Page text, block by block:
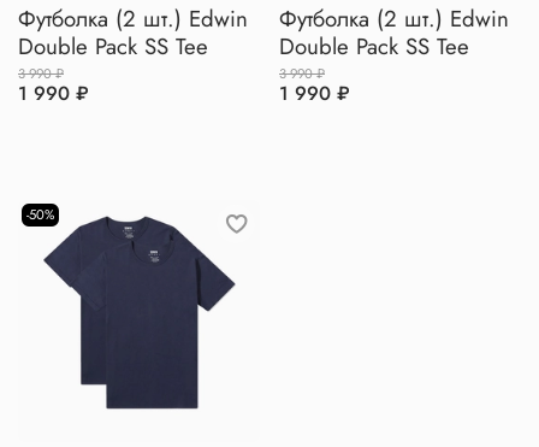
Футболка (2 шт.) Edwin
Double Pack SS Tee
3 990 ₽
1 990 ₽
Футболка (2 шт.) Edwin
Double Pack SS Tee
3 990 ₽
1 990 ₽
-50%